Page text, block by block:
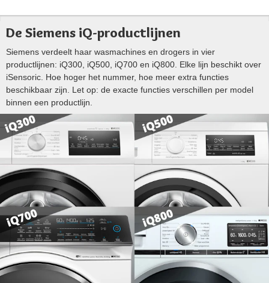
De Siemens iQ-productlijnen
Siemens verdeelt haar wasmachines en drogers in vier
productlijnen: iQ300, iQ500, iQ700 en iQ800. Elke lijn beschikt over
iSensoric. Hoe hoger het nummer, hoe meer extra functies
beschikbaar zijn. Let op: de exacte functies verschillen per model
binnen een productlijn.